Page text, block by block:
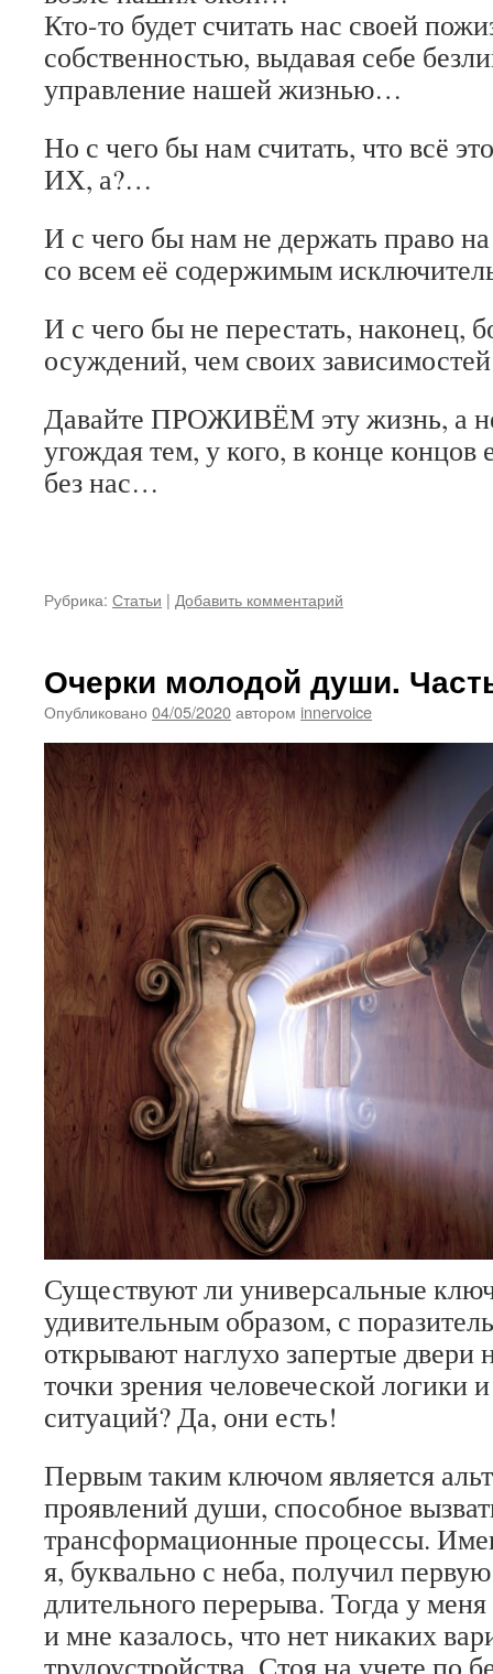
Кто-то будет считать нас своей
собственностью, выдавая себе
управление нашей жизнью…
Но с чего бы нам считать, что всё
ИХ, а?…
И с чего бы нам не держать право
со всем её содержимым
И с чего бы не перестать, наконец,
осуждений, чем своих
Давайте ПРОЖИВЁМ эту жизнь,
угождая тем, у кого, в конце концов
без нас…
Рубрика: Статьи | Добавить комментарий
Очерки молодой души.
Опубликовано 04/05/2020автором innervoice
Существуют ли универсальные
удивительным образом, с
открывают наглухо запертые
точки зрения человеческой логики
ситуаций? Да, они есть!
Первым таким ключом является
проявлений души, способное
трансформационные процессы.
я, буквально с неба, получил
длительного перерыва. Тогда у
и мне казалось, что нет никаких
трудоустройства. Стоя на учете по